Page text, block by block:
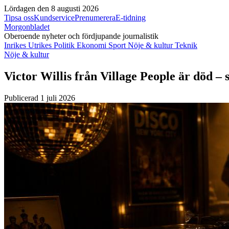
Lördagen den 8 augusti 2026
Tipsa ossKundservicePrenumereraE-tidning
Morgonbladet
Oberoende nyheter och fördjupande journalistik
Inrikes Utrikes Politik Ekonomi Sport Nöje & kulturTeknik
Nöje & kultur
Victor Willis från Village People är död
Publicerad 1 juli 2026